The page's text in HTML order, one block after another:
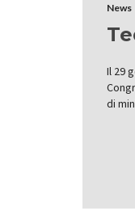
News
Il 29
di